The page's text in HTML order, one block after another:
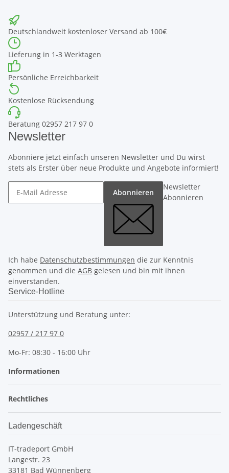
Deutschlandweit kostenloser Versand ab 100€
Lieferung in 1-3 Werktagen
Persönliche Erreichbarkeit
Kostenlose Rücksendung
Beratung 02957 217 97 0
Newsletter
Abonniere jetzt einfach unseren Newsletter und Du wirst
stets als Erster über neue Produkte und Angebote informiert!
Abonnieren
Newsletter
Abonnieren
Ich habe Datenschutzbestimmungen die zur Kenntnis
genommen und die AGB gelesen und bin mit ihnen
einverstanden.
Service-Hotline
Unterstützung und Beratung unter:
02957 / 217 97 0
Mo-Fr: 08:30 - 16:00 Uhr
Informationen
Rechtliches
Ladengeschäft
IT-tradeport GmbH
Langestr. 23
33181 Bad Wünnenberg